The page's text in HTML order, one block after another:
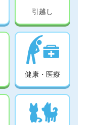
引越し
健康・医療